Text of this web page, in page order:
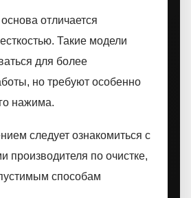
отличается
Такие модели
для более
но требуют особенно
нажима.
следует ознакомиться с
производителя по очистке,
способам